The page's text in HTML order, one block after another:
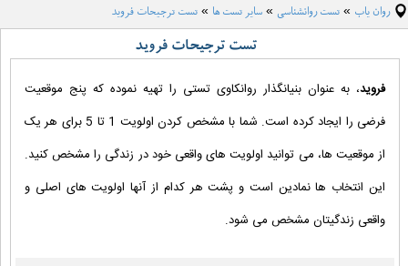
مقاله روانشناسی
فرهنگ لغت روانشناسی
دانلود فایل های روانشناسی
همکاری با ما
تبلیغات
روان یاب » تست روانشناسی » سایر تست ها » تست ترجیحات فروید
تست ترجیحات فروید
فروید، به عنوان بنیانگذار روانکاوی تستی را تهیه نموده که پنج موقعیت
فرضی را ایجاد کرده است. شما با مشخص کردن اولویت 1 تا 5 برای هر یک
از موقعیت ها، می توانید اولویت های واقعی خود در زندگی را مشخص کنید.
این انتخاب ها نمادین است و پشت هر کدام از آنها اولویت های اصلی و
واقعی زندگیتان مشخص می شود.